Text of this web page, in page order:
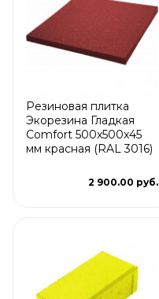
Резиновая плитка
Экорезина Гладкая
Comfort 500x500x45
мм красная (RAL 3016)
2 900.00 руб.